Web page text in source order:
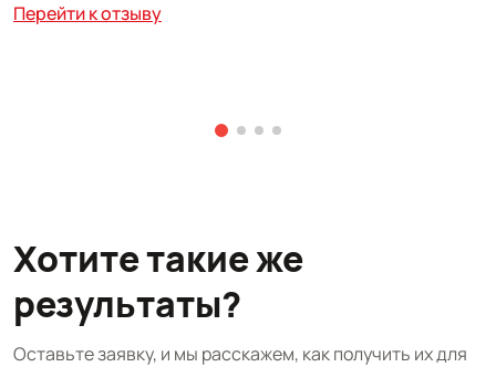
Перейти к отзыву
Хотите такие же
результаты?
Оставьте заявку, и мы расскажем, как получить их для